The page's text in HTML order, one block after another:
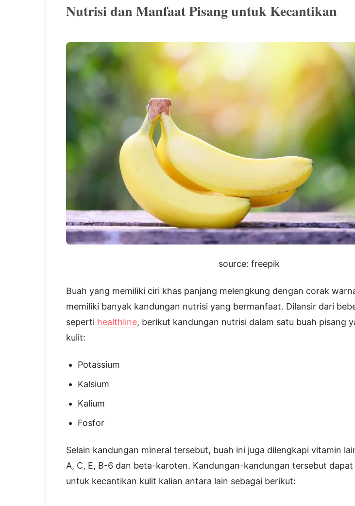
Nutrisi dan Manfaat Pisang untuk Kecantikan
source: freepik
Buah yang memiliki ciri khas panjang melengkung dengan corak
memiliki banyak kandungan nutrisi yang bermanfaat. Dilansir dari
seperti healthline, berikut kandungan nutrisi dalam satu buah pisang
kulit:
Potassium
Kalsium
Kalium
Fosfor
Selain kandungan mineral tersebut, buah ini juga dilengkapi vitamin
A, C, E, B-6 dan beta-karoten. Kandungan-kandungan tersebut
untuk kecantikan kulit kalian antara lain sebagai berikut: